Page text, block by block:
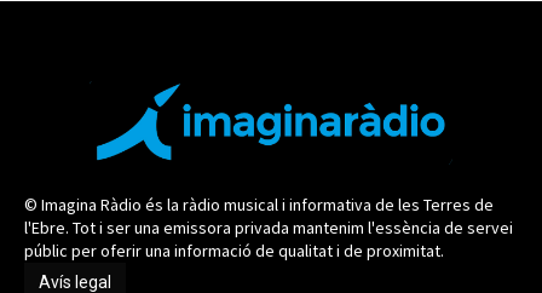
© Imagina Ràdio és la ràdio musical i informativa de les Terres de
l'Ebre. Tot i ser una emissora privada mantenim l'essència de servei
públic per oferir una informació de qualitat i de proximitat.
Avís legal